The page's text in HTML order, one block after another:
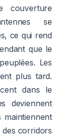
couverture
se
ce qui rend
que le
Les
plus tard.
dans le
deviennent
maintiennent
corridors